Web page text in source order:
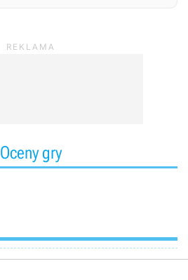
Oceny gry